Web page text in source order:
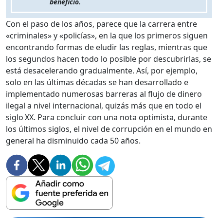
Con el paso de los años, parece que la carrera entre
«criminales» y «policías», en la que los primeros siguen
encontrando formas de eludir las reglas, mientras que
los segundos hacen todo lo posible por descubrirlas, se
está desacelerando gradualmente. Así, por ejemplo,
solo en las últimas décadas se han desarrollado e
implementado numerosas barreras al flujo de dinero
ilegal a nivel internacional, quizás más que en todo el
sigloXX. Para concluir con una nota optimista, durante
los últimos siglos, el nivel de corrupción en el mundo en
general ha disminuido cada 50 años.